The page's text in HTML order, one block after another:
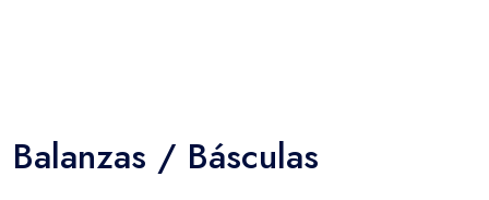
Balanzas / Básculas